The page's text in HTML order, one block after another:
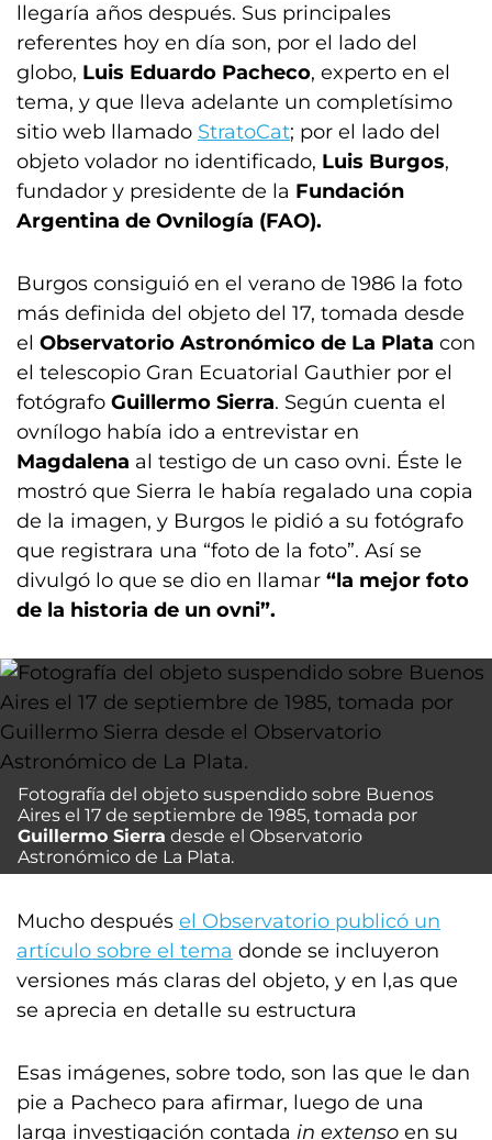
llegaría años después. Sus principales
referentes hoy en día son, por el lado del
globo, Luis Eduardo Pacheco, experto en el
tema, y que lleva adelante un completísimo
sitio web llamado StratoCat; por el lado del
objeto volador no identificado, Luis Burgos,
fundador y presidente de la Fundación
Argentina de Ovnilogía (FAO).
Burgos consiguió en el verano de 1986 la foto
más definida del objeto del 17, tomada desde
el Observatorio Astronómico de La Plata con
el telescopio Gran Ecuatorial Gauthier por el
fotógrafo Guillermo Sierra. Según cuenta el
ovnílogo había ido a entrevistar en
Magdalena al testigo de un caso ovni. Éste le
mostró que Sierra le había regalado una copia
de la imagen, y Burgos le pidió a su fotógrafo
que registrara una “foto de la foto”. Así se
divulgó lo que se dio en llamar “la mejor foto
de la historia de un ovni”.
Fotografía del objeto suspendido sobre Buenos
Aires el 17 de septiembre de 1985, tomada por
Guillermo Sierra desde el Observatorio
Astronómico de La Plata.
Mucho después el Observatorio publicó un
artículo sobre el tema donde se incluyeron
versiones más claras del objeto, y en l,as que
se aprecia en detalle su estructura
Esas imágenes, sobre todo, son las que le dan
pie a Pacheco para afirmar, luego de una
larga investigación contada in extenso en su